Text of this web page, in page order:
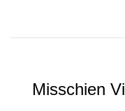
Misschien